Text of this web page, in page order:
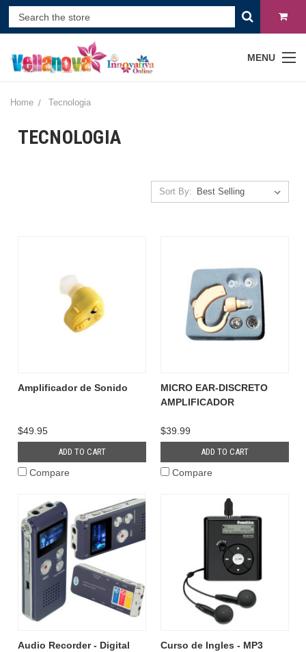
MENU
Home Tecnologia
TECNOLOGIA
Sort By:
Amplificador de Sonido
$49.95
ADD TO CART
Compare
MICRO EAR-DISCRETO
AMPLIFICADOR
$39.99
ADD TO CART
Compare
Audio Recorder - Digital
Curso de Ingles - MP3